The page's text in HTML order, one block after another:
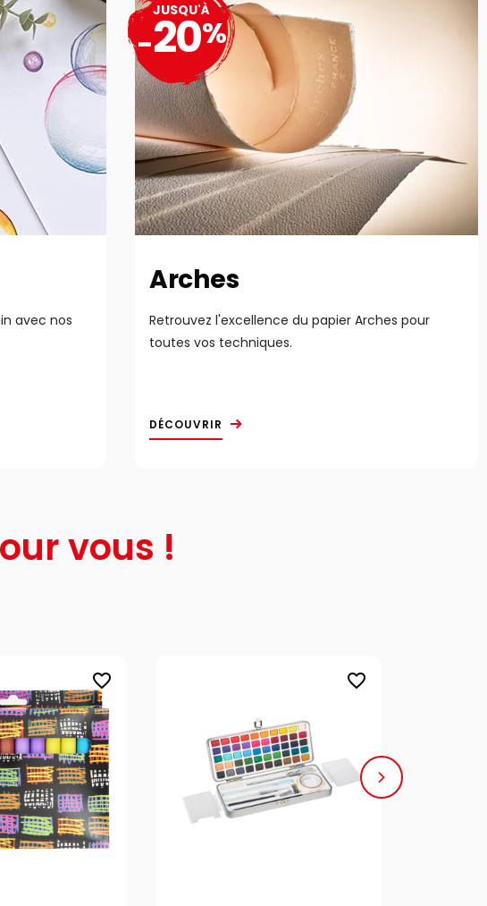
avec nos
Arches
Retrouvez l'excellence du papier Arches pour
toutes vos techniques.
DÉCOUVRIR
JUSQU'À
-20%
vous !
favorite_border favorite_border